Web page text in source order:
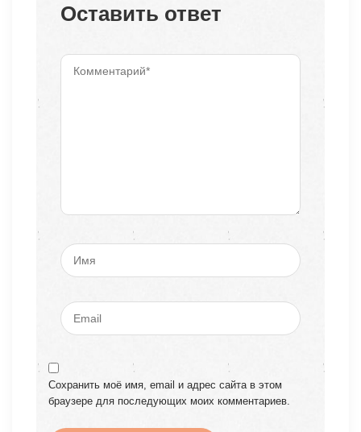
Оставить ответ
Сохранить моё имя, email и адрес сайта в этом
браузере для последующих моих комментариев.